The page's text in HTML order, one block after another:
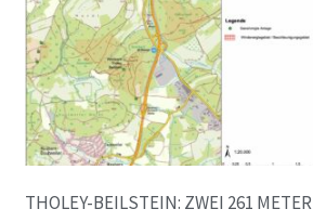
THOLEY-BEILSTEIN: ZWEI 261 METER